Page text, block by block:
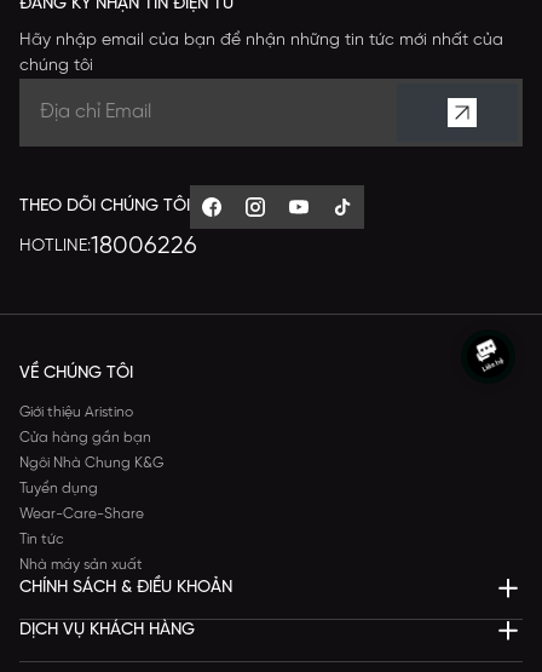
ĐĂNG KÝ NHẬN TIN ĐIỆN TỬ
Hãy nhập email của bạn để nhận những tin tức mới nhất của
chúng tôi
THEO DÕI CHÚNG TÔI
HOTLINE:18006226
VỀ CHÚNG TÔI
Giới thiệu Aristino
Cửa hàng gần bạn
Ngôi Nhà Chung K&G
Tuyển dụng
Wear-Care-Share
Tin tức
Nhà máy sản xuất
CHÍNH SÁCH & ĐIỀU KHOẢN
DỊCH VỤ KHÁCH HÀNG